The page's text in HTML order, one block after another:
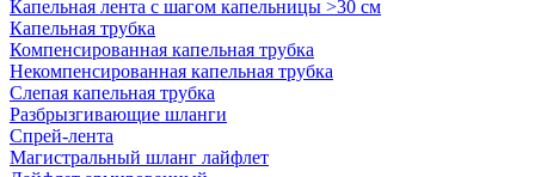
Капельная лента с шагом капельницы >30 см
Капельная трубка
Компенсированная капельная трубка
Некомпенсированная капельная трубка
Слепая капельная трубка
Разбрызгивающие шланги
Спрей-лента
Магистральный шланг лайфлет